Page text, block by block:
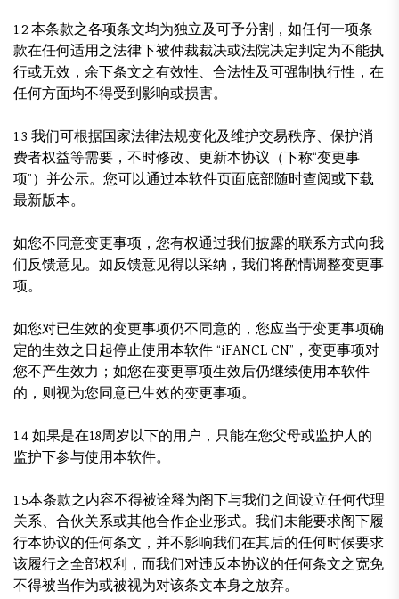
1.2 本条款之各项条文均为独立及可予分割，如任何一项条
款在任何适用之法律下被仲裁裁决或法院决定判定为不能执
行或无效，余下条文之有效性、合法性及可强制执行性，在
任何方面均不得受到影响或损害。
1.3 我们可根据国家法律法规变化及维护交易秩序、保护消
费者权益等需要，不时修改、更新本协议（下称“变更事
项”）并公示。您可以通过本软件页面底部随时查阅或下载
最新版本。
如您不同意变更事项，您有权通过我们披露的联系方式向我
们反馈意见。如反馈意见得以采纳，我们将酌情调整变更事
项。
如您对已生效的变更事项仍不同意的，您应当于变更事项确
定的生效之日起停止使用本软件 “iFANCL CN”，变更事项对
您不产生效力；如您在变更事项生效后仍继续使用本软件
的，则视为您同意已生效的变更事项。
1.4 如果是在18周岁以下的用户，只能在您父母或监护人的
监护下参与使用本软件。
1.5本条款之内容不得被诠释为阁下与我们之间设立任何代理
关系、合伙关系或其他合作企业形式。我们未能要求阁下履
行本协议的任何条文，并不影响我们在其后的任何时候要求
该履行之全部权利，而我们对违反本协议的任何条文之宽免
不得被当作为或被视为对该条文本身之放弃。